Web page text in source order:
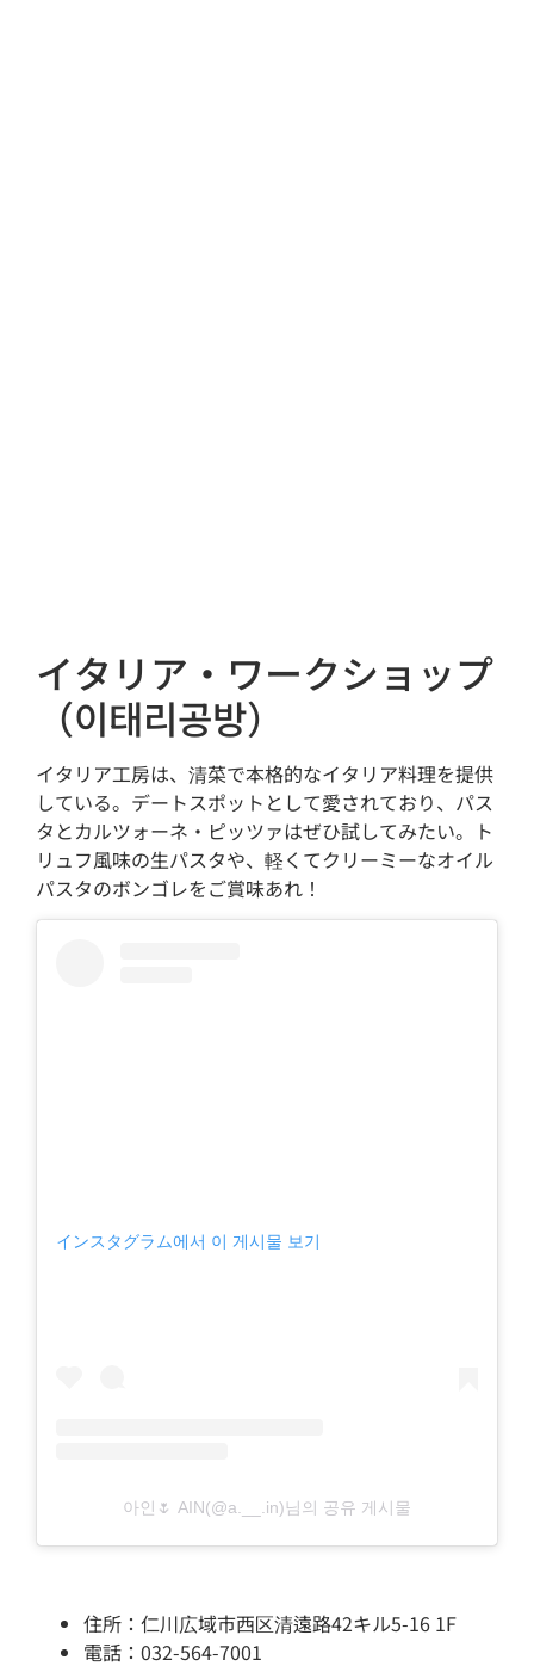
イタリア・ワークショップ
（이태리공방）
イタリア工房は、清菜で本格的なイタリア料理を提供
している。デートスポットとして愛されており、パス
タとカルツォーネ・ピッツァはぜひ試してみたい。ト
リュフ風味の生パスタや、軽くてクリーミーなオイル
パスタのボンゴレをご賞味あれ！
インスタグラム에서 이 게시물 보기
아인🌷 AIN(@a.__.in)님의 공유 게시물
住所：仁川広域市西区清遠路42キル5-16 1F
電話：032-564-7001